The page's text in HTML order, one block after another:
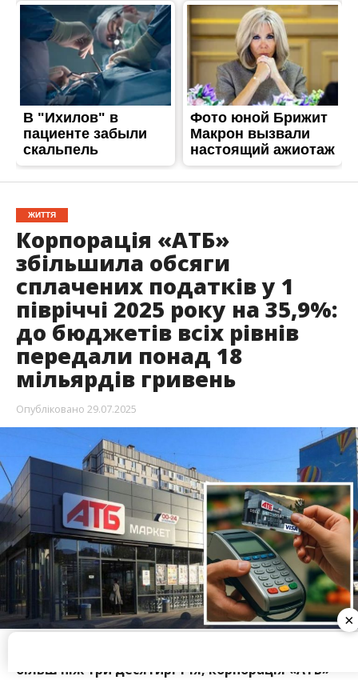
Корпорація «АТБ»
збільшила обсяги
сплачених податків у 1
півріччі 2025 року на 35,9%:
до бюджетів всіх рівнів
передали понад 18
мільярдів гривень
Опубліковано29.07.2025
Працюючи на вітчизняному ринку ритейлу
більш ніж три десятиріччя, корпорація «АТБ»
набула звання народного бренду та мережі
незламності. Попри спричинені війною
колосальні втрати компанія гідно тримає удар,
продовжує відкривати магазини, безперебійно
забезпечує українців свіжими продуктами
харчування та стабільно наповнює державний
бюджет країни.
Протягом першого півріччя 2025-го року
підприємствами групи компаній «АТБ» сплачено
ЄСВ) на суму18,02 мільярда гривень. Цей
×